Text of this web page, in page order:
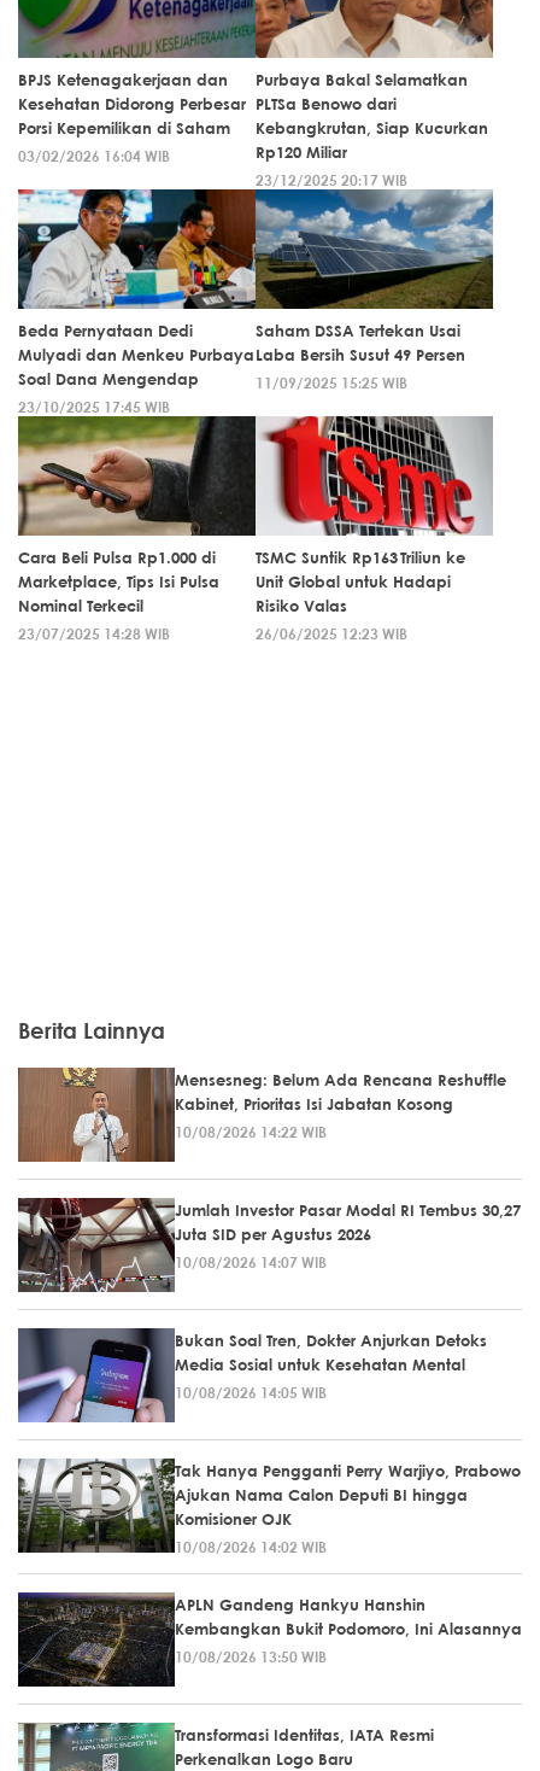
BPJS Ketenagakerjaan dan
Kesehatan Didorong Perbesar
Porsi Kepemilikan di Saham
03/02/2026 16:04 WIB
Purbaya Bakal Selamatkan
PLTSa Benowo dari
Kebangkrutan, Siap Kucurkan
Rp120 Miliar
23/12/2025 20:17 WIB
Beda Pernyataan Dedi
Mulyadi dan Menkeu Purbaya
Soal Dana Mengendap
23/10/2025 17:45 WIB
Saham DSSA Tertekan Usai
Laba Bersih Susut 49 Persen
11/09/2025 15:25 WIB
Cara Beli Pulsa Rp1.000 di
Marketplace, Tips Isi Pulsa
Nominal Terkecil
23/07/2025 14:28 WIB
TSMC Suntik Rp163 Triliun ke
Unit Global untuk Hadapi
Risiko Valas
26/06/2025 12:23 WIB
Berita Lainnya
Mensesneg: Belum Ada Rencana Reshuffle
Kabinet, Prioritas Isi Jabatan Kosong
10/08/2026 14:22 WIB
Jumlah Investor Pasar Modal RI Tembus 30,27
Juta SID per Agustus 2026
10/08/2026 14:07 WIB
Bukan Soal Tren, Dokter Anjurkan Detoks
Media Sosial untuk Kesehatan Mental
10/08/2026 14:05 WIB
Tak Hanya Pengganti Perry Warjiyo, Prabowo
Ajukan Nama Calon Deputi BI hingga
Komisioner OJK
10/08/2026 14:02 WIB
APLN Gandeng Hankyu Hanshin
Kembangkan Bukit Podomoro, Ini Alasannya
10/08/2026 13:50 WIB
Transformasi Identitas, IATA Resmi
Perkenalkan Logo Baru